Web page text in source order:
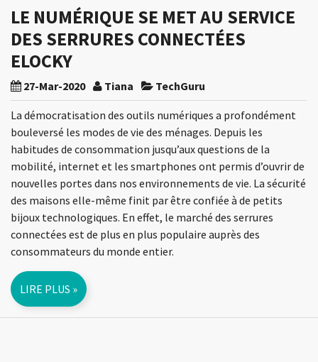
LE NUMÉRIQUE SE MET AU SERVICE
DES SERRURES CONNECTÉES
ELOCKY
27-Mar-2020 Tiana TechGuru
La démocratisation des outils numériques a profondément
bouleversé les modes de vie des ménages. Depuis les
habitudes de consommation jusqu’aux questions de la
mobilité, internet et les smartphones ont permis d’ouvrir de
nouvelles portes dans nos environnements de vie. La sécurité
des maisons elle-même finit par être confiée à de petits
bijoux technologiques. En effet, le marché des serrures
connectées est de plus en plus populaire auprès des
consommateurs du monde entier.
LIRE PLUS »